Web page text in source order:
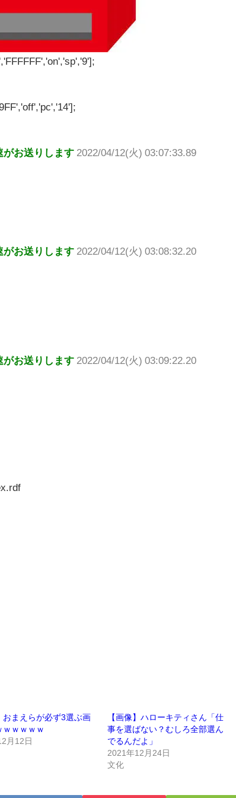
がお送りします 2022/04/12(火) 03:07:33.89
がお送りします 2022/04/12(火) 03:08:32.20
がお送りします 2022/04/12(火) 03:09:22.20
おまえらが必ず3選ぶ画
ｗｗｗｗｗ
月12日
【画像】ハローキティさん「仕
事を選ばない？むしろ全部選ん
でるんだよ」
2021年12月24日
文化